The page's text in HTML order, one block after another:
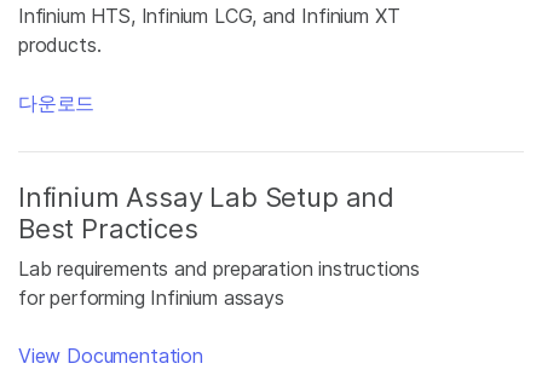
Infinium HTS, Infinium LCG, and Infinium XT
products.
다운로드
Infinium Assay Lab Setup and
Best Practices
Lab requirements and preparation instructions
for performing Infinium assays
View Documentation